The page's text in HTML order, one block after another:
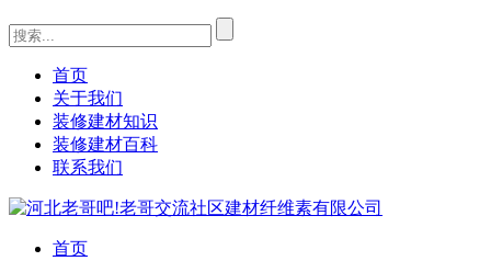
首页
关于我们
装修建材知识
装修建材百科
联系我们
首页